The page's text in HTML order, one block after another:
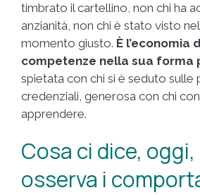
timbrato il cartellino, non chi ha
anzianità, non chi è stato visto
momento giusto. È l’economia
competenze nella sua forma
spietata con chi si è seduto sulle
credenziali, generosa con chi
apprendere.
Cosa ci dice, oggi,
osserva i